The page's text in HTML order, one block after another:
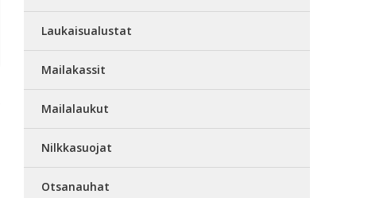
Laukaisualustat
Mailakassit
Mailalaukut
Nilkkasuojat
Otsanauhat